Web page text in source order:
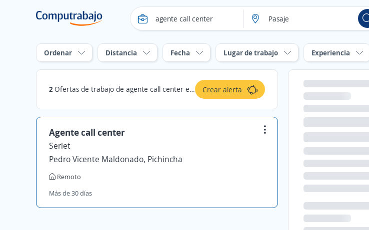
Ordenar Distancia Fecha Lugar de trabajo Experiencia
2Ofertas de trabajo de agente call center en Pasaje, El Oro Crear alerta
Agente call center
Serlet
Pedro Vicente Maldonado, Pichincha
Remoto
Más de 30 días